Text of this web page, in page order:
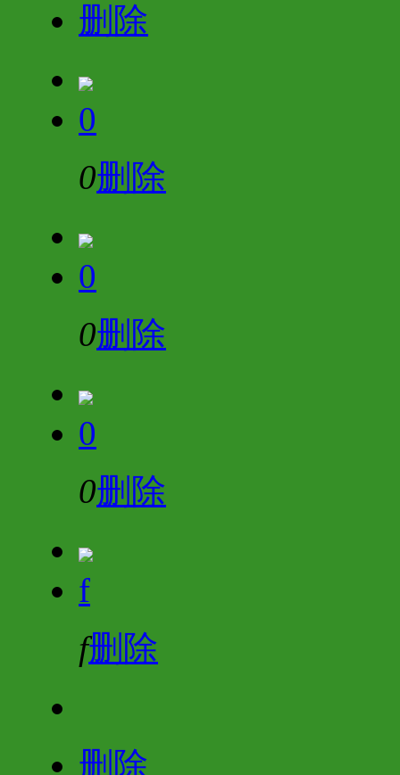
删除
0
0删除
0
0删除
0
0删除
f
f删除
删除